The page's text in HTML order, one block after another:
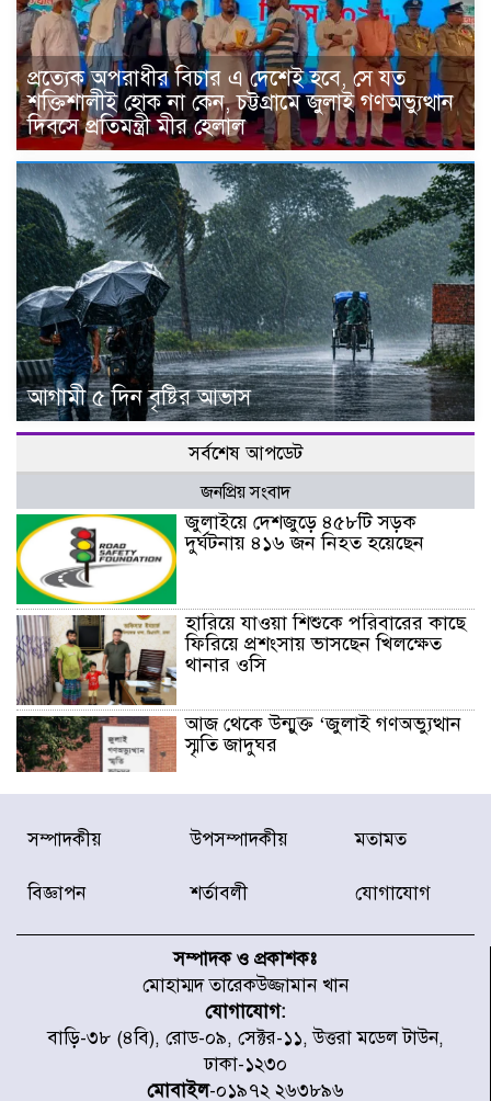
প্রত্যেক অপরাধীর বিচার এ দেশেই হবে, সে যত
শক্তিশালীই হোক না কেন, চট্টগ্রামে জুলাই গণঅভ্যুত্থান
দিবসে প্রতিমন্ত্রী মীর হেলাল
আগামী ৫ দিন বৃষ্টির আভাস
সর্বশেষ আপডেট
জনপ্রিয় সংবাদ
জুলাইয়ে দেশজুড়ে ৪৫৮টি সড়ক
দুর্ঘটনায় ৪১৬ জন নিহত হয়েছেন
হারিয়ে যাওয়া শিশুকে পরিবারের কাছে
ফিরিয়ে প্রশংসায় ভাসছেন খিলক্ষেত
থানার ওসি
আজ থেকে উন্মুক্ত ‘জুলাই গণঅভ্যুত্থান
স্মৃতি জাদুঘর
রাজধানীর উত্তরা আঞ্চলিক পাসপোর্ট
অফিসের সামনে দালাল চক্রের ১৩ জন
করেছে র‌্যাব-১
চূড়ান্ত পর্যায়ে : ইরান
প্রত্যেক অপরাধীর বিচার এ দেশেই
হবে, সে যত শক্তিশালীই হোক না কেন,
চট্টগ্রামে জুলাই গণঅভ্যুত্থান দিবসে
প্রতিমন্ত্রী মীর হেলাল
সম্পাদকীয় উপসম্পাদকীয় মতামত
বিজ্ঞাপন শর্তাবলী যোগাযোগ
সম্পাদক ও প্রকাশকঃ
মোহাম্মদ তারেকউজ্জামান খান
যোগাযোগ:
বাড়ি-৩৮ (৪বি), রোড-০৯, সেক্টর-১১, উত্তরা মডেল টাউন,
ঢাকা-১২৩০
মোবাইল-০১৯৭২ ২৬৩৮৯৬